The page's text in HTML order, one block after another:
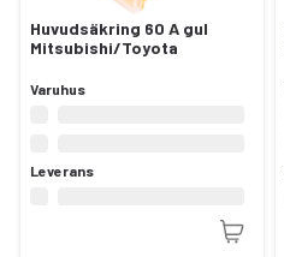
Huvudsäkring 60 A gul
Mitsubishi/Toyota
Varuhus
Leverans